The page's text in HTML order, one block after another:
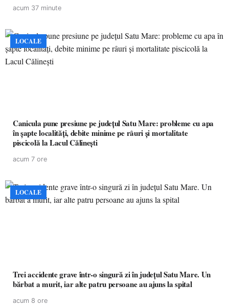
acum 37 minute
LOCALE
Canicula pune presiune pe județul Satu Mare: probleme cu apa
în șapte localități, debite minime pe râuri și mortalitate
piscicolă la Lacul Călinești
acum 7 ore
LOCALE
Trei accidente grave într-o singură zi în județul Satu Mare. Un
bărbat a murit, iar alte patru persoane au ajuns la spital
acum 8 ore